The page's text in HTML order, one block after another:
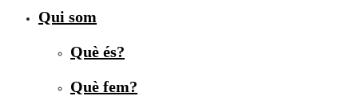
Qui som
Què és?
Què fem?